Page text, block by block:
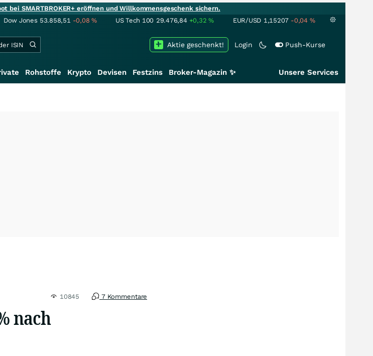
bei SMARTBROKER+ eröffnen und Willkommensgeschenk sichern.
Dow Jones 53.858,51 -0,08% US Tech 100 29.476,84 +0,32% EUR/USD 1,15207 -0,04 %
Login Push-Kurse
Aktie geschenkt!
Rohstoffe Krypto Devisen Festzins Broker-Magazin ✨ Unsere Services
10845 7 Kommentare
nach